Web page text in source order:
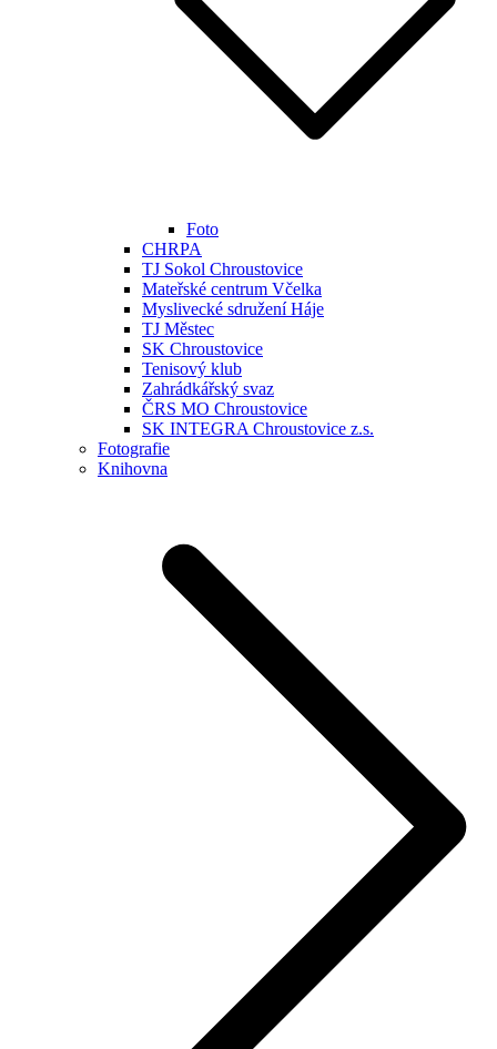
Foto
CHRPA
TJ Sokol Chroustovice
Mateřské centrum Včelka
Myslivecké sdružení Háje
TJ Městec
SK Chroustovice
Tenisový klub
Zahrádkářský svaz
ČRS MO Chroustovice
SK INTEGRA Chroustovice z.s.
Fotografie
Knihovna